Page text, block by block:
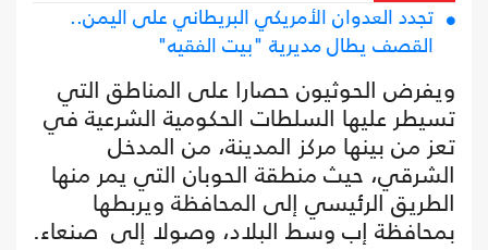
تجدد العدوان الأمريكي البريطاني على اليمن..
القصف يطال مديرية "بيت الفقيه"
ويفرض الحوثيون حصارا على المناطق التي
تسيطر عليها السلطات الحكومية الشرعية في
تعز من بينها مركز المدينة، من المدخل
الشرقي، حيث منطقة الحوبان التي يمر منها
الطريق الرئيسي إلى المحافظة ويربطها
بمحافظة إب وسط البلاد، وصولا إلى صنعاء.